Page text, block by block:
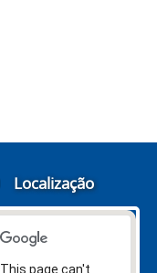
Localização
This page can't